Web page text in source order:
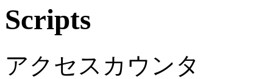
アクセスカウンタ